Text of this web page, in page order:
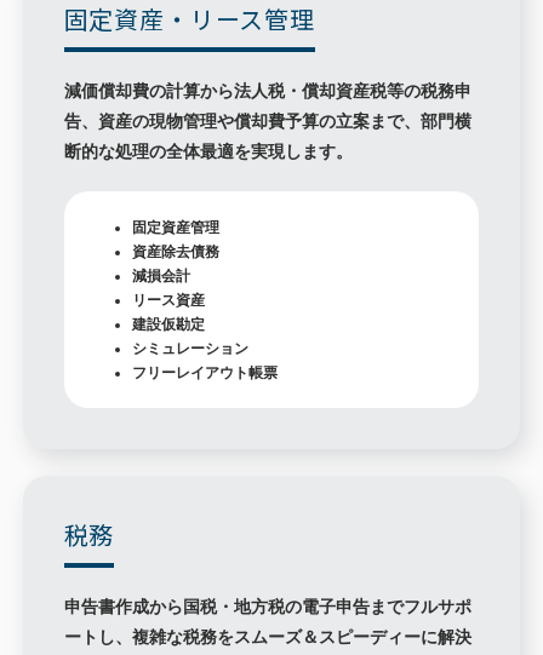
固定資産・リース管理
減価償却費の計算から法人税・償却資産税等の税務申
告、資産の現物管理や償却費予算の立案まで、部門横
断的な処理の全体最適を実現します。
固定資産管理
資産除去債務
減損会計
リース資産
建設仮勘定
シミュレーション
フリーレイアウト帳票
税務
申告書作成から国税・地方税の電子申告までフルサポ
ートし、複雑な税務をスムーズ＆スピーディーに解決